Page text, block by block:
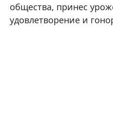
общества, принес
удовлетворение и